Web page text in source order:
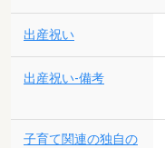
出産祝い
出産祝い-備考
子育て関連の独自の